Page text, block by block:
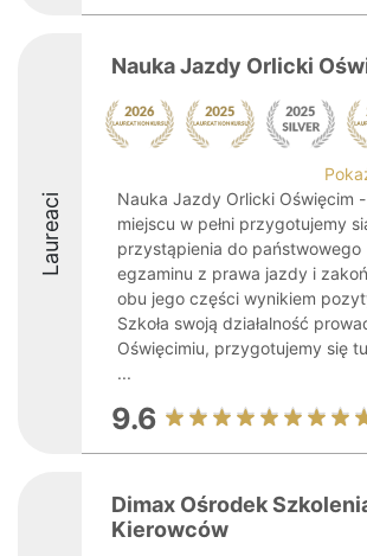
Laureaci
Nauka Jazdy Orlicki
Nauka Jazdy Orlicki Oświęcim
miejscu w pełni przygotujemy
przystąpienia do państwowego
egzaminu z prawa jazdy i
obu jego części wynikiem
Szkoła swoją działalność
Oświęcimiu, przygotujemy się
...
9.6
Dimax Ośrodek
Kierowców